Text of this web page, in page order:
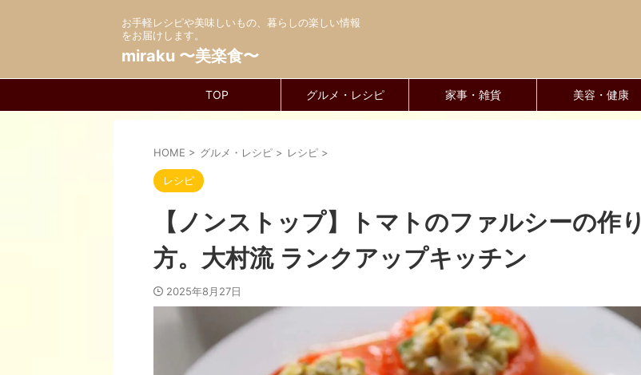
お手軽レシピや美味しいもの、暮らしの楽しい情報
をお届けします。
miraku 〜美楽食〜
TOP グルメ・レシピ 家事・雑貨 美容・健康
HOME > グルメ・レシピ > レシピ >
レシピ
【ノンストップ】トマトのファルシーの作り
方。大村流 ランクアップキッチン
2025年8月27日